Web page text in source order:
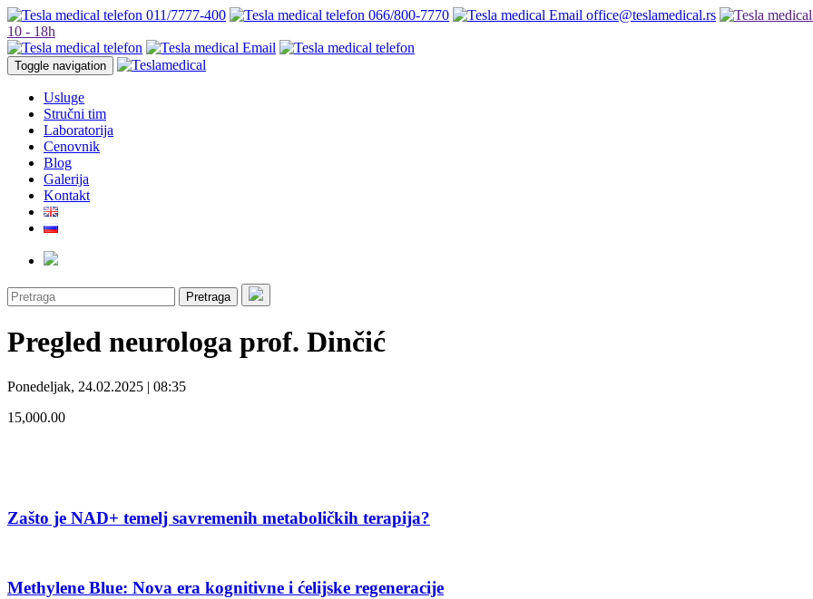
011/7777-400 066/800-7770 office@teslamedical.rs
10 - 18h
Toggle navigation
Usluge
Stručni tim
Laboratorija
Cenovnik
Blog
Galerija
Kontakt
Pretraga
Pregled neurologa prof. Dinčić
Ponedeljak, 24.02.2025 | 08:35
15,000.00
Zašto je NAD+ temelj savremenih metaboličkih terapija?
Methylene Blue: Nova era kognitivne i ćelijske regeneracije